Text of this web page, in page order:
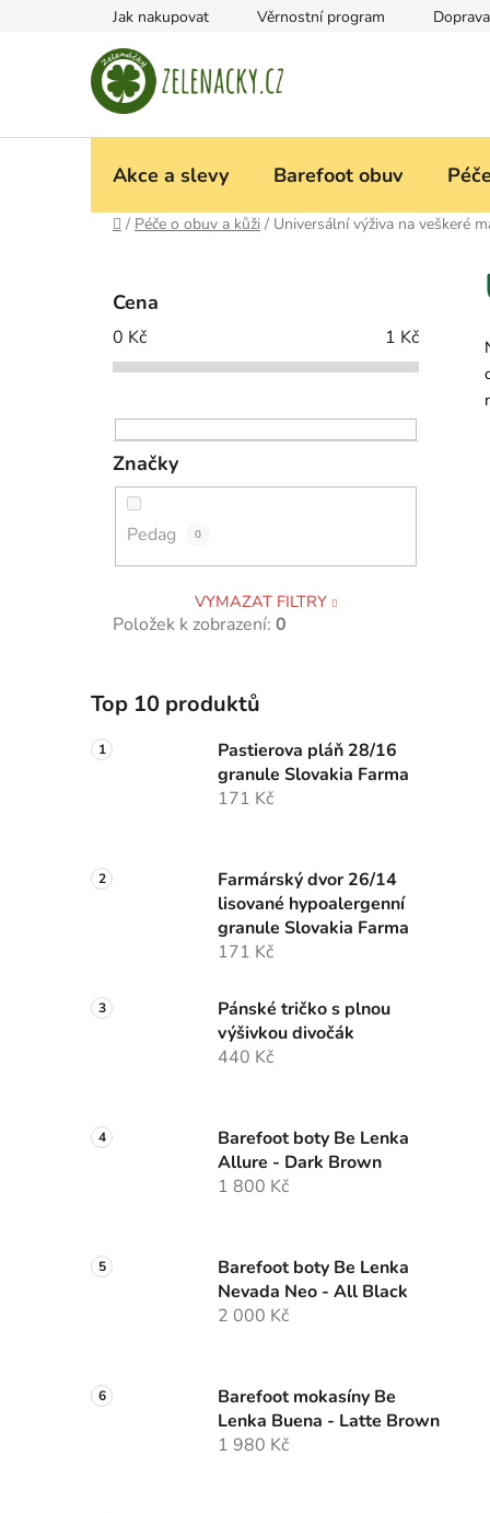
Jak nakupovat Věrnostní program
Akce a slevy Barefoot obuv
Domů
/ Péče o obuv a kůži / Universální výživa na veškeré
Cena
0 Kč 1 Kč
Značky
Pedag 0
VYMAZAT FILTRY
Položek k zobrazení: 0
Top 10 produktů
Pastierova pláň 28/16
granule Slovakia Farma
171 Kč
Farmárský dvor 26/14
lisované hypoalergenní
granule Slovakia Farma
171 Kč
Pánské tričko s plnou
výšivkou divočák
440 Kč
Barefoot boty Be Lenka
Allure - Dark Brown
1 800 Kč
Barefoot boty Be Lenka
Nevada Neo - All Black
2 000 Kč
Barefoot mokasíny Be
Lenka Buena - Latte Brown
1 980 Kč